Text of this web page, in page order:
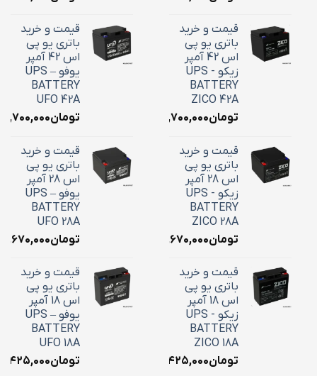
قیمت و خرید
باتری یو پی
اس 42 آمپر
زیکو - UPS
BATTERY
ZICO 42A
تومان۱۸,۷۰۰,۰۰۰
قیمت و خرید
باتری یو پی
اس 28 آمپر
زیکو - UPS
BATTERY
ZICO 28A
تومان۱۰,۶۷۰,۰۰۰
قیمت و خرید
باتری یو پی
اس 18 آمپر
زیکو - UPS
BATTERY
ZICO 18A
تومان۷,۴۲۵,۰۰۰
قیمت و خرید
باتری یو پی
اس 42 آمپر
یوفو – UPS
BATTERY
UFO 42A
تومان
قیمت و خرید
باتری یو پی
اس 28 آمپر
یوفو – UPS
BATTERY
UFO 28A
تومان۱۰,۶۷۰,۰۰۰
قیمت و خرید
باتری یو پی
اس 18 آمپر
یوفو – UPS
BATTERY
UFO 18A
تومان